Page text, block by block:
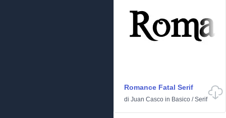
Romance Fatal Serif
di Juan Casco in Basico /Serif